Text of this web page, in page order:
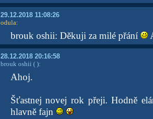
29.12.2018 11:08:26
odula:
brouk oshii: Děkuji za milé přání
28.12.2018 20:16:58
brouk oshii ( ):
Ahoj.
Šťastnej novej rok přeji. Hodně
hlavně fajn